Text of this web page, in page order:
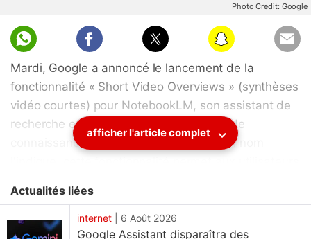
Photo Credit: Google
Mardi, Google a annoncé le lancement de la
fonctionnalité « Short Video Overviews » (synthèses
vidéo courtes) pour NotebookLM, son assistant de
recherche et outil de création de bases de
connaissances basé sur l'IA. Comme son nom
géant technologique de Mountain View affirme
qu'elle peut résumer les sources importées en une
minute, en s'appuyant sur des explications
afficher l'article complet
Actualités liées
internet 6 Août 2026
Google Assistant disparaîtra des